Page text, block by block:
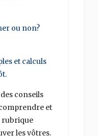
ou non?
et calculs
conseils
et
rubrique
les vôtres.